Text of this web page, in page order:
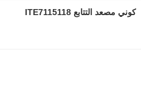
كوني مصعد التتابع ITE7115118